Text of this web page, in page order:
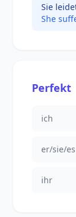
Sie
She
Perfekt
ich
er/sie/es
ihr